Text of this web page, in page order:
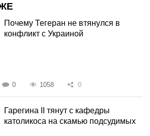
Почему Тегеран не втянулся в
конфликт с Украиной
0 1058 0
Гарегина II тянут с кафедры
католикоса на скамью подсудимых